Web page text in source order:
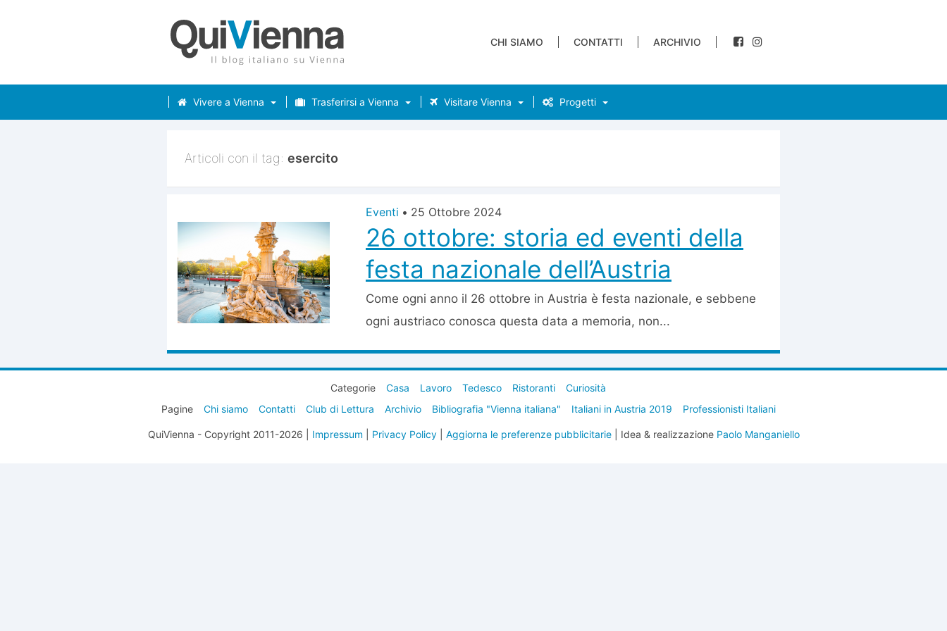
CHI SIAMO CONTATTI ARCHIVIO
Vivere a Vienna Trasferirsi a Vienna Visitare Vienna Progetti
Articoli con il tag: esercito
Eventi • 25 Ottobre 2024
26 ottobre: storia ed eventi della
festa nazionale dell’Austria
Come ogni anno il 26 ottobre in Austria è festa nazionale, e sebbene
ogni austriaco conosca questa data a memoria, non...
Categorie Casa Lavoro Tedesco Ristoranti
Curiosità
Pagine
Chi siamo Contatti Club di Lettura Archivio Bibliografia "Vienna italiana" Italiani in Austria 2019 Professionisti Italiani
QuiVienna - Copyright 2011-2026 | Impressum Privacy Policy| Aggiorna le preferenze pubblicitarie| Idea & realizzazione Paolo Manganiello